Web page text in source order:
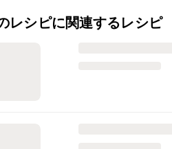
レシピに関連するレシピ